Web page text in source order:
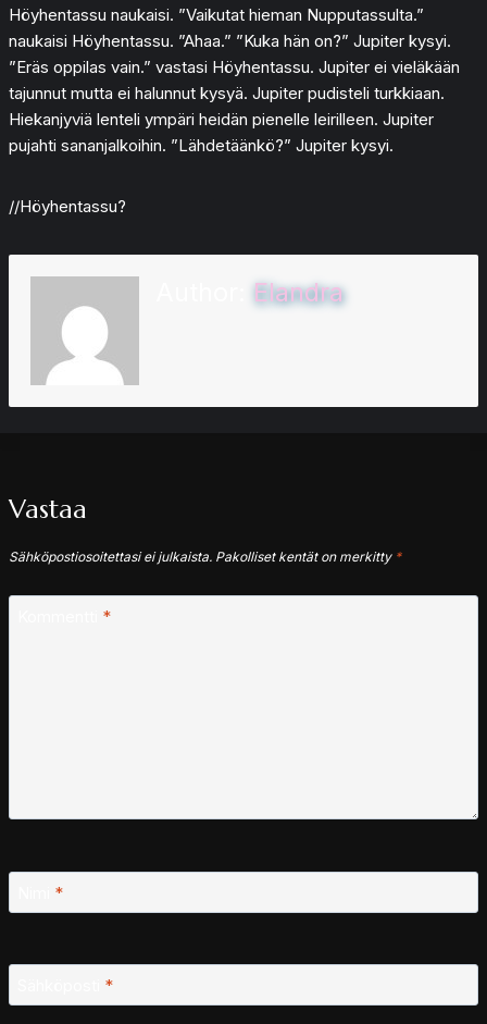
Höyhentassu naukaisi. ”Vaikutat hieman Nupputassulta.”
naukaisi Höyhentassu. ”Ahaa.” ”Kuka hän on?” Jupiter kysyi.
”Eräs oppilas vain.” vastasi Höyhentassu. Jupiter ei vieläkään
tajunnut mutta ei halunnut kysyä. Jupiter pudisteli turkkiaan.
Hiekanjyviä lenteli ympäri heidän pienelle leirilleen. Jupiter
pujahti sananjalkoihin. ”Lähdetäänkö?” Jupiter kysyi.
//Höyhentassu?
Elandra
Vastaa
Sähköpostiosoitettasi ei julkaista. Pakolliset kentät on merkitty *
*
*
*